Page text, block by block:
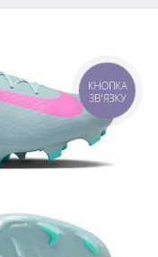
КНОПКА
ЗВ'ЯЗКУ